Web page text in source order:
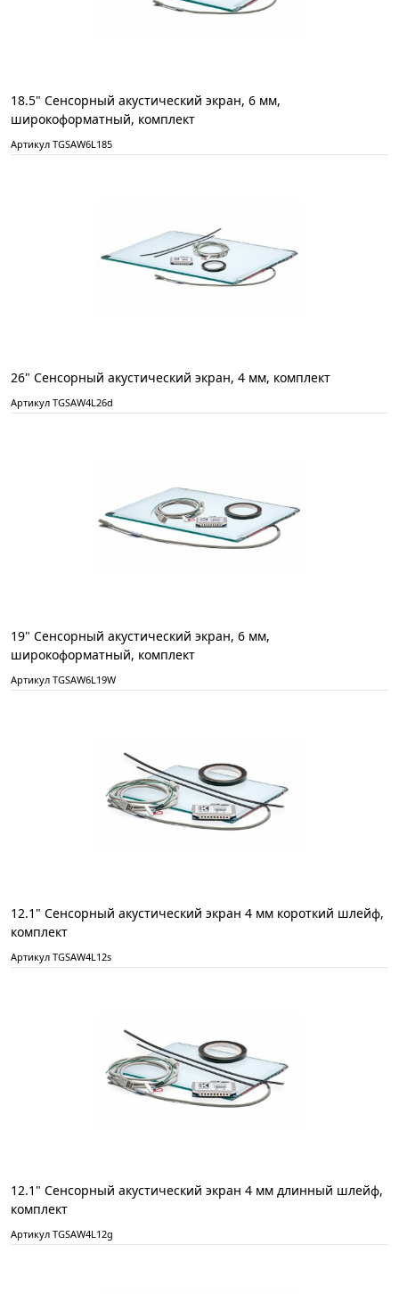
18.5" Сенсорный акустический экран, 6 мм,
широкоформатный, комплект
Артикул TGSAW6L185
26" Сенсорный акустический экран, 4 мм, комплект
Артикул TGSAW4L26d
19" Сенсорный акустический экран, 6 мм,
широкоформатный, комплект
Артикул TGSAW6L19W
12.1" Сенсорный акустический экран 4 мм короткий шлейф,
комплект
Артикул TGSAW4L12s
12.1" Сенсорный акустический экран 4 мм длинный шлейф,
комплект
Артикул TGSAW4L12g